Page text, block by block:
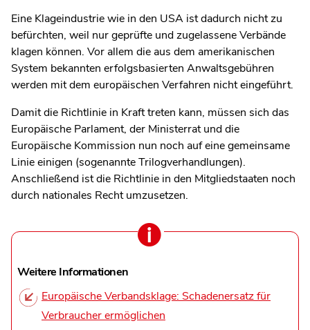
Eine Klageindustrie wie in den USA ist dadurch nicht zu
befürchten, weil nur geprüfte und zugelassene Verbände
klagen können. Vor allem die aus dem amerikanischen
System bekannten erfolgsbasierten Anwaltsgebühren
werden mit dem europäischen Verfahren nicht eingeführt.
Damit die Richtlinie in Kraft treten kann, müssen sich das
Europäische Parlament, der Ministerrat und die
Europäische Kommission nun noch auf eine gemeinsame
Linie einigen (sogenannte Trilogverhandlungen).
Anschließend ist die Richtlinie in den Mitgliedstaaten noch
durch nationales Recht umzusetzen.
Weitere Informationen
Europäische Verbandsklage: Schadenersatz für
Verbraucher ermöglichen